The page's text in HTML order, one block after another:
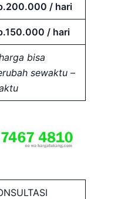
/ hari
/ hari
bisa
sewaktu –